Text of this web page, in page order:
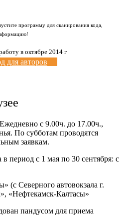
программу для сканирования кода,
в октябре 2014 г
для авторов
с 9.00ч. до 17.00ч.,
По субботам проводятся
заявкам.
период с 1 мая по 30 сентября: с
(с Северного автовокзала г.
«Нефтекамск-Калтасы»
пандусом для приема